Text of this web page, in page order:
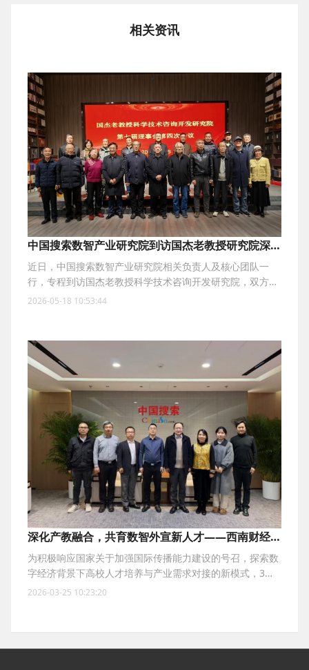
相关资讯
中国搜索数智产业研究院到访国杰老教授研究院深化
交流合作
近日，中国搜索数智产业研究院相关负责人及核心团队一
行，专程到访国杰老教授科学技术咨询开发研究院，双方围
绕数智产业研究、智库建设、科技成果转化、人才资源共享
识。
2026-05-18 10:53:44
深化产教融合，共育数智外宣新人才——西南财经大
学外国语学院与中国搜索数智产业研究院开展交流座
谈
为积极响应国家关于加强国际传播能力建设的号召，探索数
字经济背景下高校人才培养与产业需求对接的新模式，3月
19日，西南财经大学外国语学院院长张家瑞一行走访中国搜
2026-03-25 10:23:20